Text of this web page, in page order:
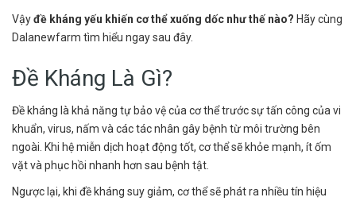
Vậyđề kháng yếu khiến cơ thể xuống dốc như thế nào? Hãy cùng
Dalanewfarm tìm hiểu ngay sau đây.
Đề Kháng Là Gì?
Đề kháng là khả năng tự bảo vệ của cơ thể trước sự tấn công của vi
khuẩn, virus, nấm và các tác nhân gây bệnh từ môi trường bên
ngoài. Khi hệ miễn dịch hoạt động tốt, cơ thể sẽ khỏe mạnh, ít ốm
vặt và phục hồi nhanh hơn sau bệnh tật.
Ngược lại, khi đề kháng suy giảm, cơ thể sẽ phát ra nhiều tín hiệu